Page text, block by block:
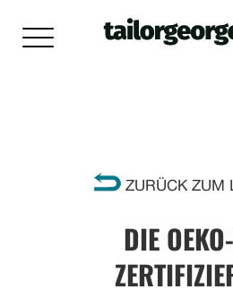
ZURÜCK ZUM
DIE